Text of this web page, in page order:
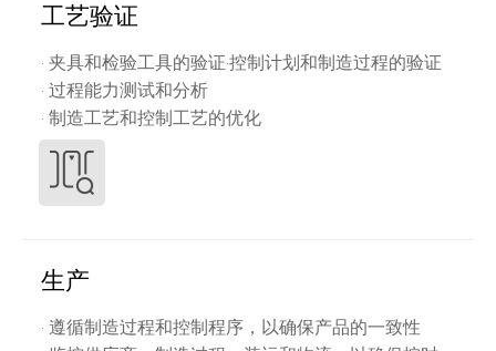
工艺验证
· 夹具和检验工具的验证·控制计划和制造过程的验证
· 过程能力测试和分析
· 制造工艺和控制工艺的优化
生产
· 遵循制造过程和控制程序，以确保产品的一致性